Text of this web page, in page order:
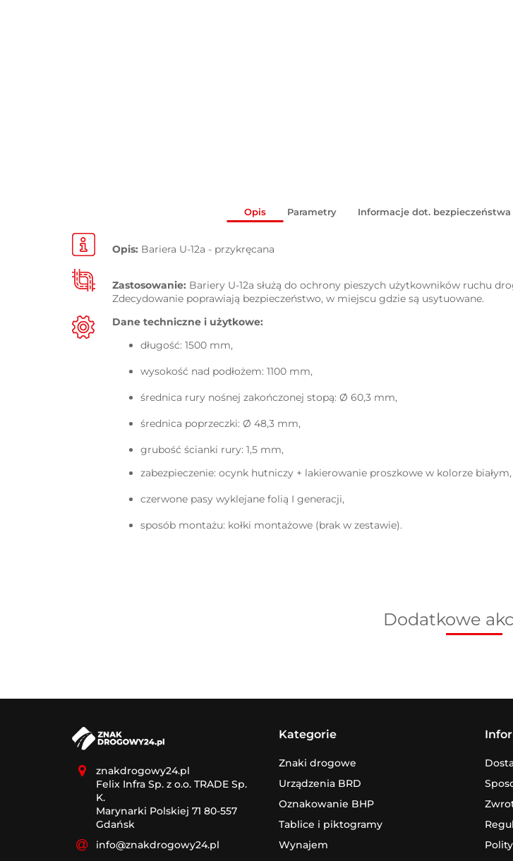
Opis Parametry Informacje dot. bezpieczeństwa
Opis: Bariera U-12a - przykręcana
Zastosowanie: Bariery U-12a służą do ochrony pieszych użytkowników ruchu
Zdecydowanie poprawiają bezpieczeństwo, w miejscu gdzie są usytuowane.
Dane techniczne i użytkowe:
długość: 1500 mm,
wysokość nad podłożem: 1100 mm,
średnica rury nośnej zakończonej stopą: Ø 60,3 mm,
średnica poprzeczki: Ø 48,3 mm,
grubość ścianki rury: 1,5 mm,
zabezpieczenie: ocynk hutniczy + lakierowanie proszkowe w kolorze białym,
czerwone pasy wyklejane folią I generacji,
sposób montażu: kołki montażowe (brak w zestawie).
Dodatkowe
znakdrogowy24.pl
Felix Infra Sp. z o.o. TRADE Sp.
K.
Marynarki Polskiej 71 80-557
Gdańsk
info@znakdrogowy24.pl
Kategorie
Znaki drogowe
Urządzenia BRD
Oznakowanie BHP
Tablice i piktogramy
Wynajem